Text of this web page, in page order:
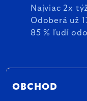
Najviac 2x
Odoberá už
85 % ľudí
OBCHOD